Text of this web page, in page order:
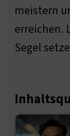
meistern
erreichen.
Segel